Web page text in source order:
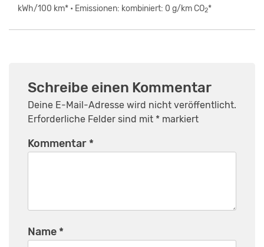
kWh/100 km* • Emissionen: kombiniert: 0 g/km CO2*
Schreibe einen Kommentar
Deine E-Mail-Adresse wird nicht veröffentlicht.
Erforderliche Felder sind mit * markiert
Kommentar *
Name *